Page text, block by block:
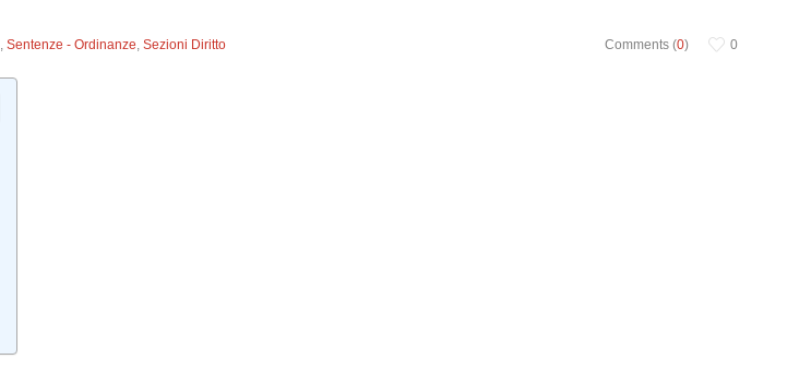
Comments (0) 0
,Sentenze - Ordinanze,Sezioni Diritto